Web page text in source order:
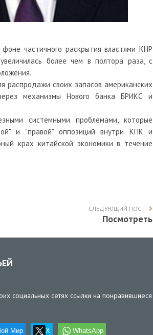
частичного раскрытия властями КНР
более чем в полтора раза, с
распродажи своих запасов американских
механизмы Нового банка БРИКС и
системными проблемами, которые
и "правой" оппозиций внутри КПК и
крах китайской экономики в течение
СЛЕДУЮЩИЙ ПОСТ
Посмотреть
социальных сетях ссылки на понравившиеся
Мир X WhatsApp